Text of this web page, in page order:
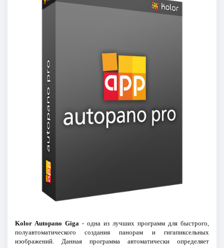
Kolor Autopano Giga- одна из лучших программ для быстрого,
полуавтоматического создания панорам и гигапиксельных
изображений. Данная программа автоматически определяет